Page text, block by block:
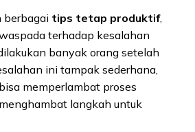
berbagai tips tetap produktif,
terhadap kesalahan
banyak orang setelah
ini tampak sederhana,
memperlambat proses
langkah untuk